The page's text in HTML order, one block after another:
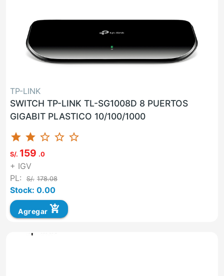
TP-LINK
SWITCH TP-LINK TL-SG1008D 8 PUERTOS
GIGABIT PLASTICO 10/100/1000
star star star_border star_border star_border
S/. 159 .0
+ IGV
PL:
S/. 178.08
Stock: 0.00
Agregar add_shopping_cart